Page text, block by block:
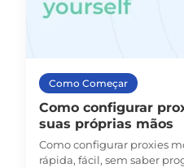
Como Começar
Como configurar
suas próprias mãos
Como configurar proxies
rápida, fácil, sem saber